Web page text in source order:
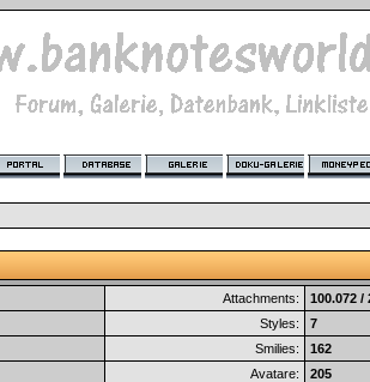
Attachments: 100.072 /
Styles: 7
Smilies: 162
Avatare: 205